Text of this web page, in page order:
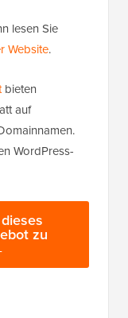
lesen Sie
Website.
bieten
auf
WordPress-
zu